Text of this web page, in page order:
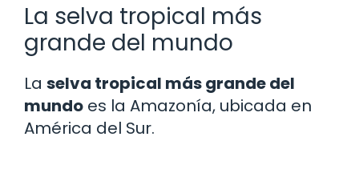
La selva tropical más
grande del mundo
La selva tropical más grande del
mundo es la Amazonía, ubicada en
América del Sur.